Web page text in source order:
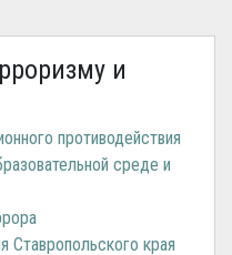
и
противодействия
среде и
Ставропольского края